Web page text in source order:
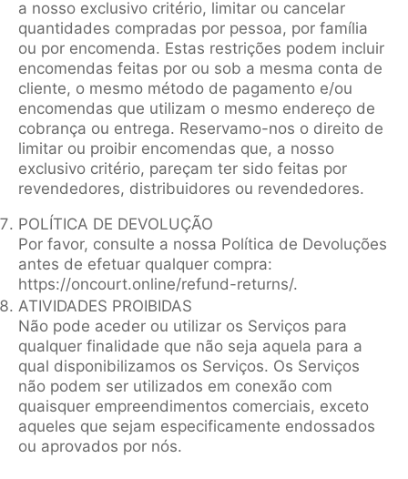
a nosso exclusivo critério, limitar ou cancelar
quantidades compradas por pessoa, por família
ou por encomenda. Estas restrições podem incluir
encomendas feitas por ou sob a mesma conta de
cliente, o mesmo método de pagamento e/ou
encomendas que utilizam o mesmo endereço de
cobrança ou entrega. Reservamo-nos o direito de
limitar ou proibir encomendas que, a nosso
exclusivo critério, pareçam ter sido feitas por
revendedores, distribuidores ou revendedores.
POLÍTICA DE DEVOLUÇÃO
Por favor, consulte a nossa Política de Devoluções
antes de efetuar qualquer compra:
https://oncourt.online/refund-returns/.
ATIVIDADES PROIBIDAS
Não pode aceder ou utilizar os Serviços para
qualquer finalidade que não seja aquela para a
qual disponibilizamos os Serviços. Os Serviços
não podem ser utilizados em conexão com
quaisquer empreendimentos comerciais, exceto
aqueles que sejam especificamente endossados
ou aprovados por nós.